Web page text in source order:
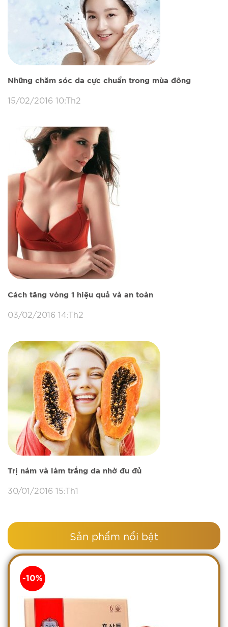
Những chăm sóc da cực chuẩn trong mùa đông
15/02/2016 10:Th2
Cách tăng vòng 1 hiệu quả và an toàn
03/02/2016 14:Th2
Trị nám và làm trắng da nhờ đu đủ
30/01/2016 15:Th1
Sản phẩm nổi bật
-10%